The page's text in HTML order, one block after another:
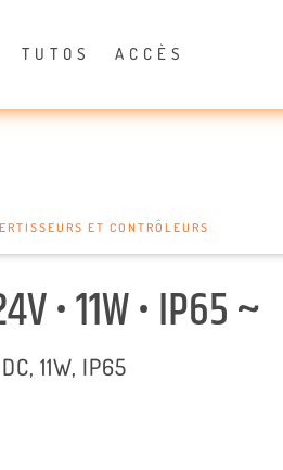
TUTOS ACCÈS
ET CONTRÔLEURS
• 11W • IP65 ~
11W, IP65